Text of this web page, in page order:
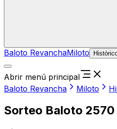
Baloto RevanchaMiloto
Abrir menú principal
Baloto Revancha
Miloto
Sorteo Baloto 2570